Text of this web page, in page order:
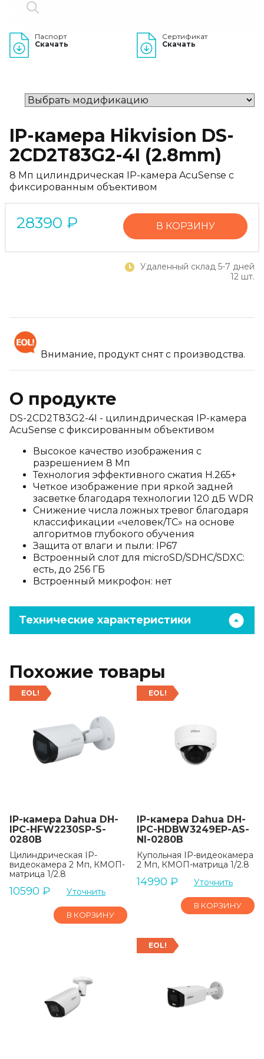
Паспорт
Скачать
Сертификат
Скачать
IP-камера Hikvision DS-
2CD2T83G2-4I (2.8mm)
8 Мп цилиндрическая IP-камера AcuSense с
фиксированным объективом
28390 ₽ В КОРЗИНУ
Удаленный склад 5-7 дней
12 шт.
Внимание, продукт снят с производства.
О продукте
DS-2CD2T83G2-4I - цилиндрическая IP-камера
AcuSense с фиксированным объективом
Высокое качество изображения с
разрешением 8 Мп
Технология эффективного сжатия H.265+
Четкое изображение при яркой задней
засветке благодаря технологии 120 дБ WDR
Снижение числа ложных тревог благодаря
классификации «человек/ТС» на основе
алгоритмов глубокого обучения
Защита от влаги и пыли: IP67
Встроенный слот для microSD/SDHC/SDXC:
есть, до 256 ГБ
Встроенный микрофон: нет
Технические характеристики
Похожие товары
EOL!
IP-камера Dahua DH-
IPC-HFW2230SP-S-
0280B
Цилиндрическая IP-
видеокамера 2 Мп, КМОП-
матрица 1/2.8
10590 ₽ Уточнить
В КОРЗИНУ
EOL!
IP-камера Dahua DH-
IPC-HDBW3249EP-AS-
NI-0280B
Купольная IP-видеокамера
2 Мп, КМОП-матрица 1/2.8
14990 ₽ Уточнить
В КОРЗИНУ
EOL!